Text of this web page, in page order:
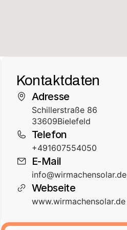
Kontaktdaten
Adresse
Schillerstraße 86
33609Bielefeld
Telefon
+491607554050
E-Mail
info@wirmachensolar.de
Webseite
www.wirmachensolar.de